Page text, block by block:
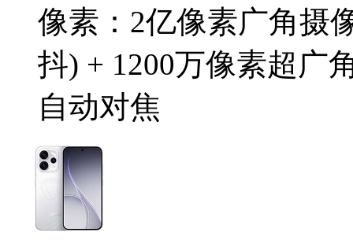
像素： 2亿像素广角摄
抖) + 1200万像素超广
自动对焦